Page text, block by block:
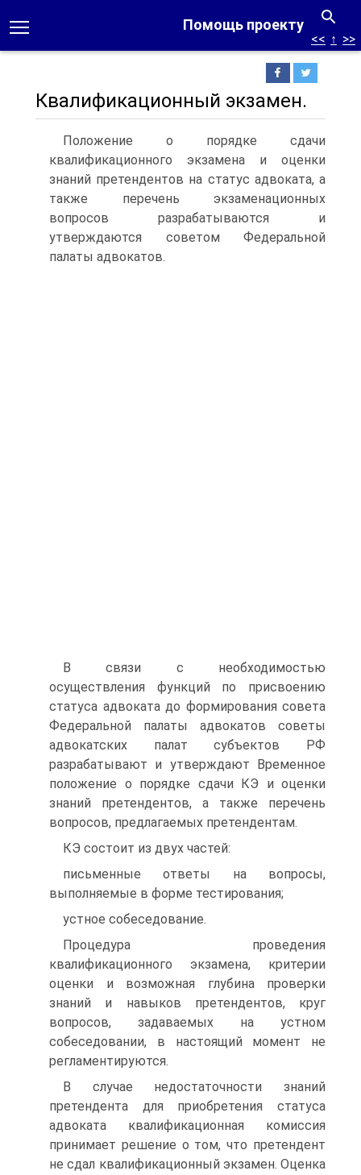
Помощь проекту
<< ↑ >>
Квалификационный экзамен.
Положение о порядке сдачи
квалификационного экзамена и оценки
знаний претендентов на статус адвоката, а
также перечень экзаменационных
вопросов разрабатываются и
утверждаются советом Федеральной
палаты адвокатов.
В связи с необходимостью
осуществления функций по присвоению
статуса адвоката до формирования совета
Федеральной палаты адвокатов советы
адвокатских палат субъектов РФ
разрабатывают и утверждают Временное
положение о порядке сдачи КЭ и оценки
знаний претендентов, а также перечень
вопросов, предлагаемых претендентам.
КЭ состоит из двух частей:
письменные ответы на вопросы,
выполняемые в форме тестирования;
устное собеседование.
Процедура проведения
квалификационного экзамена, критерии
оценки и возможная глубина проверки
знаний и навыков претендентов, круг
вопросов, задаваемых на устном
собеседовании, в настоящий момент не
регламентируются.
В случае недостаточности знаний
претендента для приобретения статуса
адвоката квалификационная комиссия
принимает решение о том, что претендент
не сдал квалификационный экзамен. Оценка